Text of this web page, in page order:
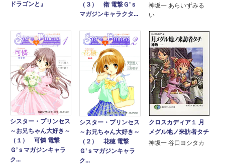
ドラゴンと』
（３） 衛 電撃Ｇ’ｓ
マガジンキャラクタ...
神坂一 あらいずみる
い
シスター・プリンセス
～お兄ちゃん大好き～
（１） 可憐 電撃
Ｇ’ｓマガジンキャラ
ク...
シスター・プリンセス
～お兄ちゃん大好き～
（２） 花穂 電撃
Ｇ’ｓマガジンキャラ
ク...
クロスカディア１ 月
メグル地ノ来訪者タチ
神坂一 谷口ヨシタカ